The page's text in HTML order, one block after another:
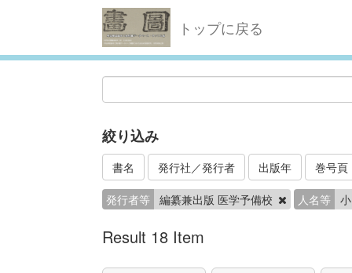
トップに戻る
絞り込み
書名 発行社／発行者 出版年 巻号頁
発行者等 編纂兼出版 医学予備校 人名等
Result 18 Item